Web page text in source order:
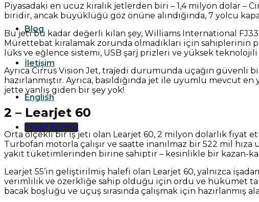
Blog
İletişim
English
Teklif Formu
Piyasadaki en ucuz kiralık jetlerden biri – 1,4 milyon dolar –
biridir, ancak büyüklüğü göz önüne alındığında, 7 yolcu
Bu jeti bu kadar değerli kılan şey, Williams International
Mürettebat kiralamak zorunda olmadıkları için sahiplerinin
lüks ve eğlence sistemi, USB şarj prizleri ve yüksek
Ayrıca Cirrus Vision Jet, trajedi durumunda uçağın
hazırlanmıştır. Ayrıca, basıldığında jet ile uyumlu mevcut
jette yanlış giden bir şey yok!
2 – Learjet 60
Orta ölçekli bir iş jeti olan Learjet 60, 2 milyon dolarlık fiyat
Turbofan motorla çalışır ve saatte inanılmaz bir 522 mil
yakıt tüketimlerinden birine sahiptir – kesinlikle bir kazan-
Learjet 55’in geliştirilmiş halefi olan Learjet 60, yalnızca
verimlilik ve özerkliğe sahip olduğu için ordu ve hükümet
bacak boşluğu ve uçuş sırasında çalışmak için